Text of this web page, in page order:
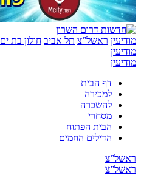
מודיעין ראשל”צ תל אביב חולון בת ים
מודיעין
מודיעין
דף הבית
למכירה
להשכרה
מסחרי
הבית הפתוח
הדילים החמים
ראשל”צ
ראשל”צ